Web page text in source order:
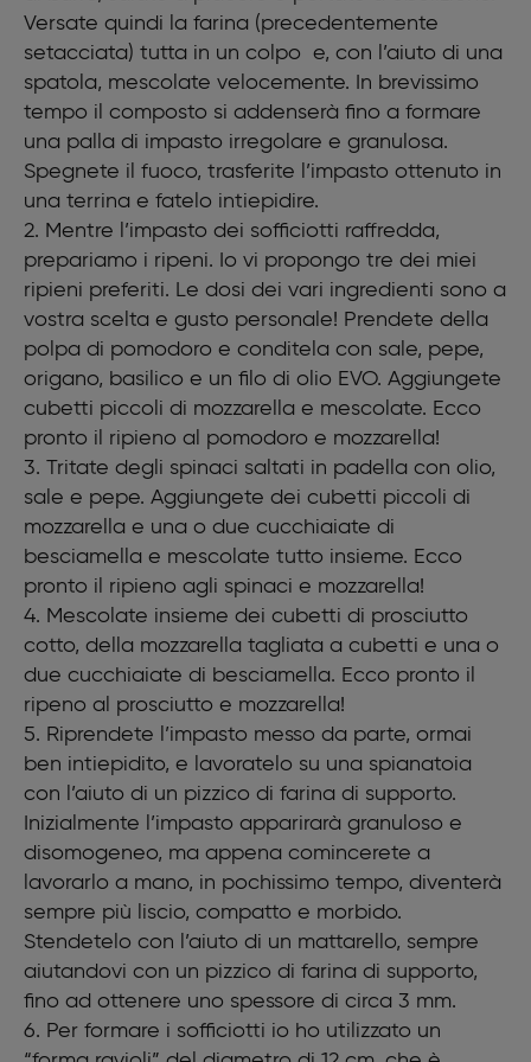
Mozzarella per pizza
Ingredienti ripieno Sofficiotti al prosciutto
Cubetti di prosciutto cotto
Mozzarella per pizza
Besciamella
Versate quindi la farina (precedentemente
setacciata) tutta in un colpo e, con l’aiuto di una
spatola, mescolate velocemente. In brevissimo
tempo il composto si addenserà fino a formare
una palla di impasto irregolare e granulosa.
Spegnete il fuoco, trasferite l’impasto ottenuto in
una terrina e fatelo intiepidire.
2. Mentre l’impasto dei sofficiotti raffredda,
prepariamo i ripeni. Io vi propongo tre dei miei
ripieni preferiti. Le dosi dei vari ingredienti sono a
vostra scelta e gusto personale! Prendete della
polpa di pomodoro e conditela con sale, pepe,
origano, basilico e un filo di olio EVO. Aggiungete
cubetti piccoli di mozzarella e mescolate. Ecco
pronto il ripieno al pomodoro e mozzarella!
3. Tritate degli spinaci saltati in padella con olio,
sale e pepe. Aggiungete dei cubetti piccoli di
mozzarella e una o due cucchiaiate di
besciamella e mescolate tutto insieme. Ecco
pronto il ripieno agli spinaci e mozzarella!
4. Mescolate insieme dei cubetti di prosciutto
cotto, della mozzarella tagliata a cubetti e una o
due cucchiaiate di besciamella. Ecco pronto il
ripeno al prosciutto e mozzarella!
5. Riprendete l’impasto messo da parte, ormai
ben intiepidito, e lavoratelo su una spianatoia
con l’aiuto di un pizzico di farina di supporto.
Inizialmente l’impasto apparirarà granuloso e
disomogeneo, ma appena comincerete a
lavorarlo a mano, in pochissimo tempo, diventerà
sempre più liscio, compatto e morbido.
Stendetelo con l’aiuto di un mattarello, sempre
aiutandovi con un pizzico di farina di supporto,
fino ad ottenere uno spessore di circa 3 mm.
6. Per formare i sofficiotti io ho utilizzato un